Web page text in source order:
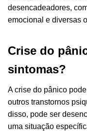
desencadeadores,
emocional e diversas
Crise do
sintomas?
A crise do pânico
outros transtornos
disso, pode ser
uma situação